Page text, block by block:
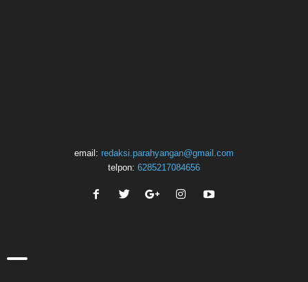
email: redaksi.parahyangan@gmail.com
telpon: 6285217084656